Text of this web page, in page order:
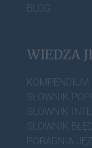
BLOG
WIEDZA
KOMPENDIUM
SŁOWNIK
SŁOWNIK
SŁOWNIK
PORADNIA